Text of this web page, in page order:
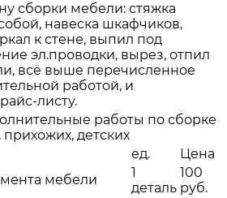
сборки мебели: стяжка
навеска шкафчиков,
к стене, выпил под
эл.проводки, вырез, отпил
всё выше перечисленное
работой, и
листу.
работы по сборке
прихожих, детских
ед.
Цена
мебели
1
деталь
100
руб.